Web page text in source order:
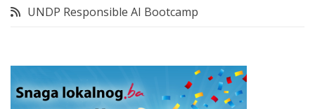
UNDP Responsible AI Bootcamp